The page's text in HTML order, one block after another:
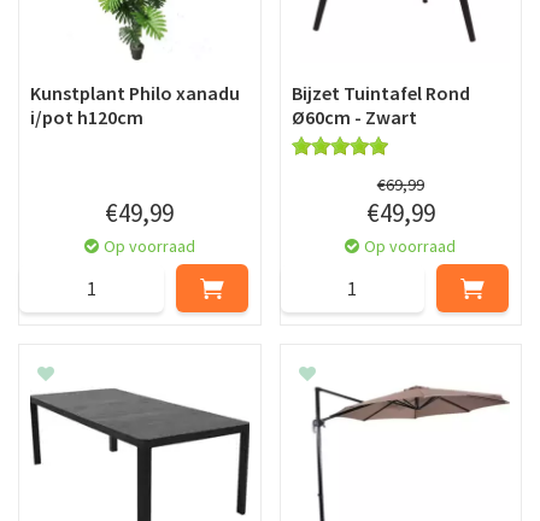
Kunstplant Philo xanadu
i/pot h120cm
€49,99
Op voorraad
Bijzet Tuintafel Rond
Ø60cm - Zwart
€69,99
€49,99
Op voorraad